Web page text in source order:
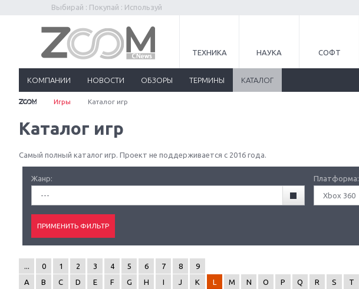
Выбирай : Покупай : Используй
ТЕХНИКА НАУКА СОФТ
КОМПАНИИ НОВОСТИ ОБЗОРЫ ТЕРМИНЫ КАТАЛОГ
Игры Каталог игр
Каталог игр
Самый полный каталог игр. Проект не поддерживается с 2016 года.
Жанр:
---
Платформа:
Xbox 360
0 1 2 3 4 5 6 7 8
9
A
B C D E F G H I J K L M N O P Q R S T